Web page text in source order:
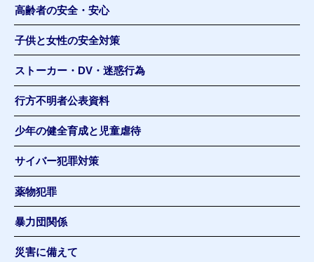
高齢者の安全・安心
子供と女性の安全対策
ストーカー・DV・迷惑行為
行方不明者公表資料
少年の健全育成と児童虐待
サイバー犯罪対策
薬物犯罪
暴力団関係
災害に備えて